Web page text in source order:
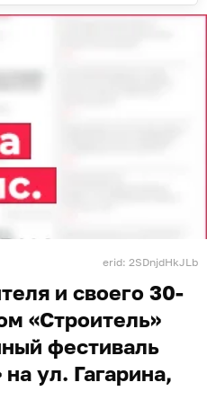
erid: 2SDnjdHkJLb
и своего 30-
«Строитель»
фестиваль
ул. Гагарина,